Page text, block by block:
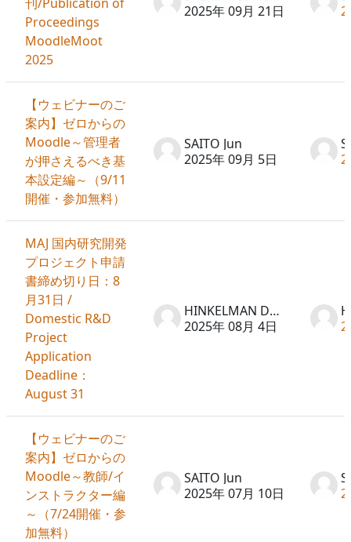
Proceedings
MoodleMoot
2025
2025年 09月 21日
【ウェビナーのご
案内】ゼロからの
Moodle～管理者
が押さえるべき基
本設定編～（9/11
開催・参加無料）
SAITO Jun
2025年 09月 5日
MAJ 国内研究開発
プロジェクト申請
書締め切り日：8
月31日 /
Domestic R&D
Project
Application
Deadline：
August 31
HINKELMAN Don
2025年 08月 4日
【ウェビナーのご
案内】ゼロからの
Moodle～教師/イ
ンストラクター編
～（7/24開催・参
加無料）
SAITO Jun
2025年 07月 10日